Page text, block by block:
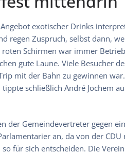
exotischer Drinks
regen Zuspruch, selbst dann,
Schirmen war immer
gute Laune. Viele Besucher
mit der Bahn zu gewinnen
schließlich André Jochem
der Gemeindevertreter gegen
an, da von der
für sich entscheiden. Die